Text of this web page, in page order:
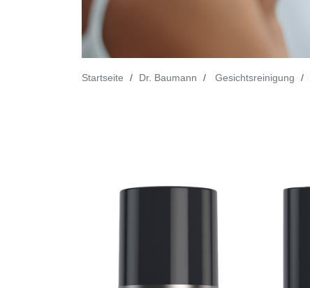
Startseite Dr. Baumann Gesichtsreinigung